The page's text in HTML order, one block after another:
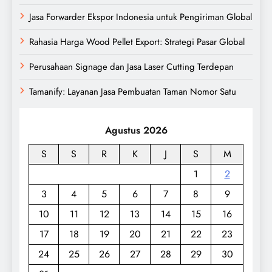
Jasa Forwarder Ekspor Indonesia untuk Pengiriman Global
Rahasia Harga Wood Pellet Export: Strategi Pasar Global
Perusahaan Signage dan Jasa Laser Cutting Terdepan
Tamanify: Layanan Jasa Pembuatan Taman Nomor Satu
Agustus 2026
S
S R K J S
M
1
2
3
4 5 6 7 8
9
10
11 12 13 14 15
16
17
18 19 20 21 22
23
24
25 26 27 28 29
30